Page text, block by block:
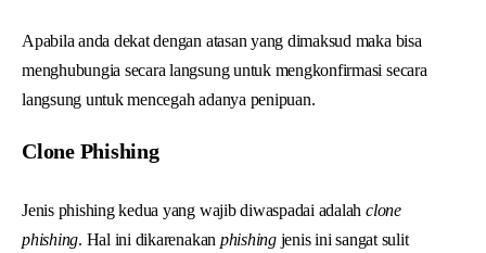
Apabila anda dekat dengan atasan yang dimaksud maka bisa
menghubungia secara langsung untuk mengkonfirmasi secara
langsung untuk mencegah adanya penipuan.
Clone Phishing
Jenis phishing kedua yang wajib diwaspadai adalah clone
phishing. Hal ini dikarenakan phishingjenis ini sangat sulit